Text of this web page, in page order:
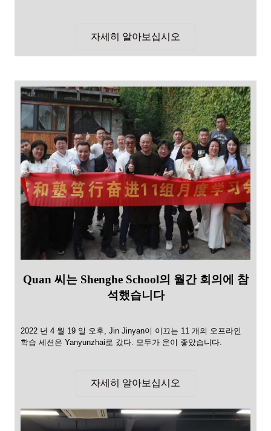
자세히 알아보십시오
Quan 씨는 Shenghe School의 월간 회의에 참
석했습니다
2022 년 4 월 19 일 오후, Jin Jinyan이 이끄는 11 개의 오프라인
학습 세션은 Yanyunzhai로 갔다. 모두가 운이 좋았습니다.
자세히 알아보십시오